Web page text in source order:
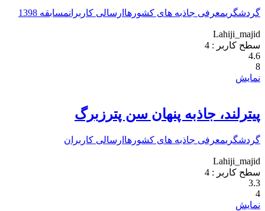
گردشگریمعرفی جاذبه های کشورها ارسالی کاربرانمسابقه 1398
Lahiji_majid
سطح کاربر : 4
4.6
8
نمایش
پیترلند، جاذبه پنهان سن پترزبرگ
گردشگریمعرفی جاذبه های کشورها ارسالی کاربران
Lahiji_majid
سطح کاربر : 4
3.3
4
نمایش